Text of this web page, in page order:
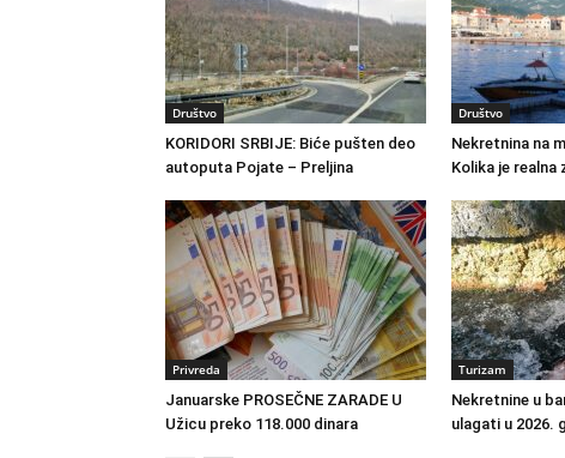
Društvo
KORIDORI SRBIJE: Biće pušten deo
autoputa Pojate – Preljina
Društvo
Nekretnina na
Kolika je realna
Privreda
Januarske PROSEČNE ZARADE U
Užicu preko 118.000 dinara
Turizam
Nekretnine u
ulagati u 2026.